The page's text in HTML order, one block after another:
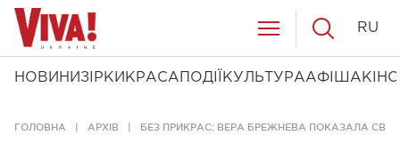
НОВИНИ ЗІРКИ КРАСА ПОДІЇ КУЛЬТУРААФІША КІНО
RU
ГОЛОВНА АРХІВ БЕЗ ПРИКРАС: ВЕРА БРЕЖНЕВА ПОКАЗАЛА